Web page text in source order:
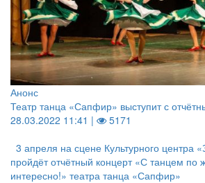
Анонс
Театр танца «Сапфир» выступит с
28.03.2022 11:41 |
5171
3 апреля на сцене Культурного центра
пройдёт отчётный концерт «С танцем по
интересно!» театра танца «Сапфир»